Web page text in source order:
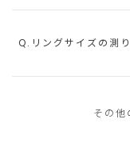
Q.リングサイズの測
その他